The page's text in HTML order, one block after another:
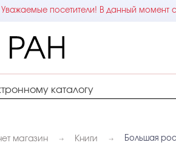
Уважаемые посетители! В данный момент
магазин Книги Большая